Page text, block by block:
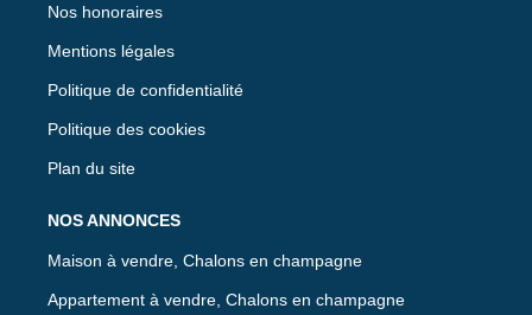
Nos honoraires
Mentions légales
Politique de confidentialité
Politique des cookies
Plan du site
NOS ANNONCES
Maison à vendre, Chalons en champagne
Appartement à vendre, Chalons en champagne